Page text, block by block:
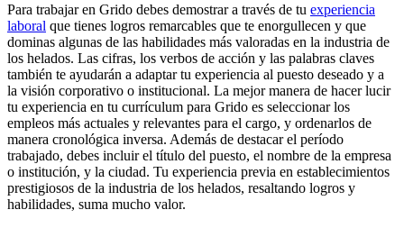
Para trabajar en Grido debes demostrar a través de tu experiencia
laboral que tienes logros remarcables que te enorgullecen y que
dominas algunas de las habilidades más valoradas en la industria de
los helados. Las cifras, los verbos de acción y las palabras claves
también te ayudarán a adaptar tu experiencia al puesto deseado y a
la visión corporativo o institucional. La mejor manera de hacer lucir
tu experiencia en tu currículum para Grido es seleccionar los
empleos más actuales y relevantes para el cargo, y ordenarlos de
manera cronológica inversa. Además de destacar el período
trabajado, debes incluir el título del puesto, el nombre de la empresa
o institución, y la ciudad. Tu experiencia previa en establecimientos
prestigiosos de la industria de los helados, resaltando logros y
habilidades, suma mucho valor.